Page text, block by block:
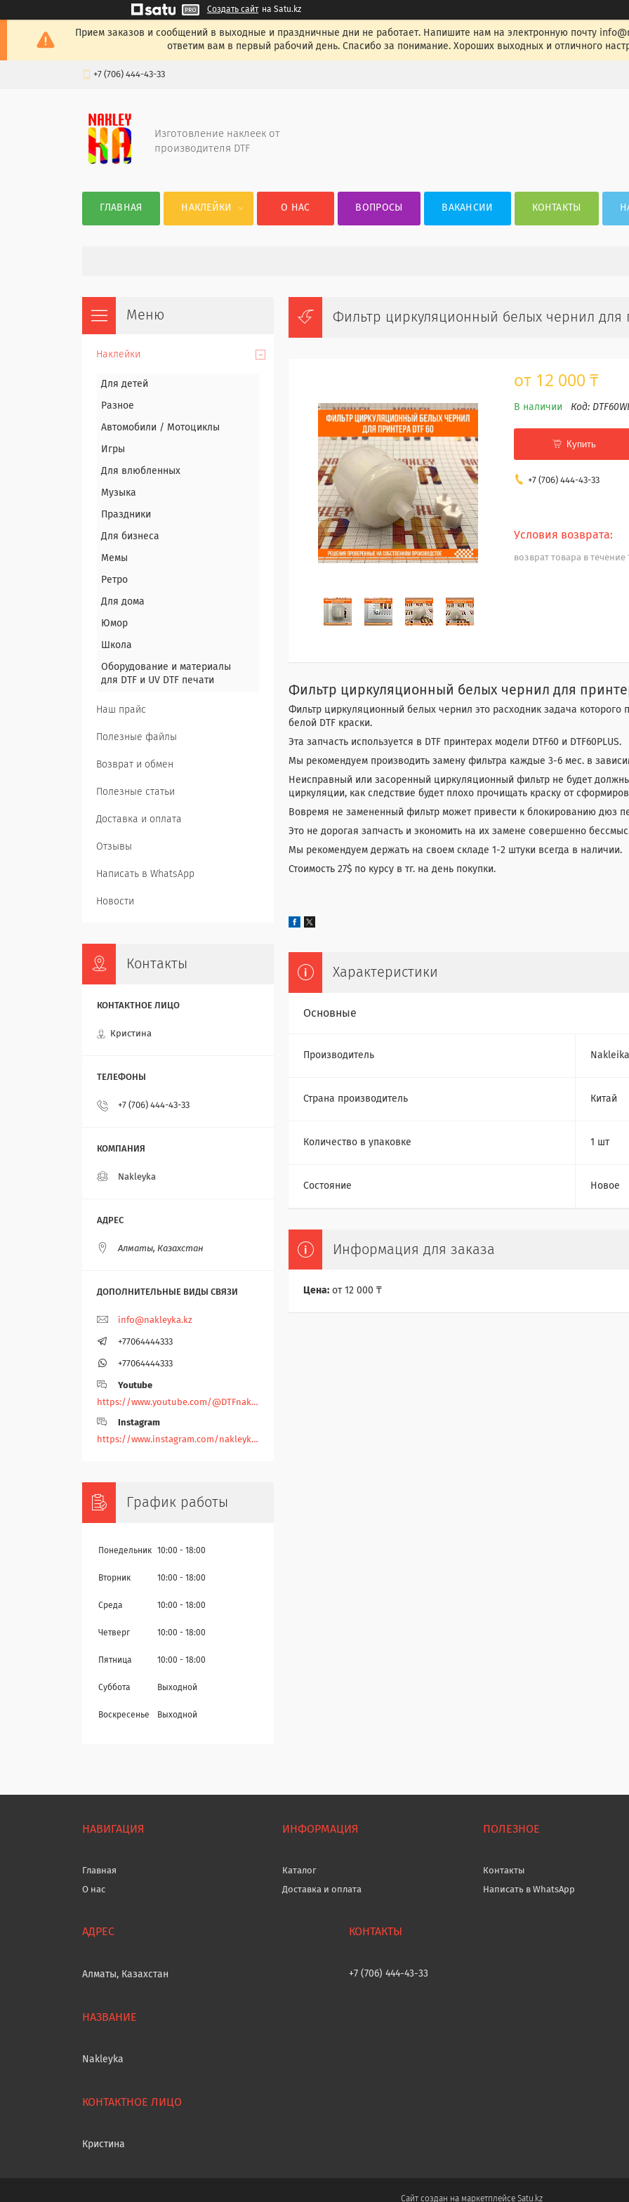
Создать сайт на Satu.kz
Прием заказов и сообщений в выходные и праздничные дни не работает. Напишите нам на электронную почту
ответим вам в первый рабочий день. Спасибо за понимание. Хороших выходных и отличного
+7 (706) 444-43-33
Изготовление наклеек от
производителя DTF
ГЛАВНАЯ НАКЛЕЙКИ О НАС ВОПРОСЫ ВАКАНСИИ КОНТАКТЫ
Фильтр циркуляционный белых чернил для
от 12 000 ₸
В наличии Код:
Купить
+7 (706) 444-43-33
возврат товара в
Фильтр циркуляционный белых чернил для
Фильтр циркуляционный белых чернил это расходник задача которого
белой DTF краски.
Эта запчасть используется в DTF принтерах модели DTF60 и DTF60PLUS.
Мы рекомендуем производить замену фильтра каждые 3-6 мес. в
Неисправный или засоренный циркуляционный фильтр не будет
циркуляции, как следствие будет плохо прочищать краску от
Вовремя не замененный фильтр может привести к блокированию дюз
Это не дорогая запчасть и экономить на их замене совершенно
Мы рекомендуем держать на своем складе 1-2 штуки всегда в наличии.
Стоимость 27$ по курсу в тг. на день покупки.
Характеристики
Основные
Производитель Nakleika
Страна производитель Китай
Количество в упаковке 1 шт
Состояние Новое
Информация для заказа
Цена: от 12 000 ₸
Наклейки
Для детей
Разное
Автомобили / Мотоциклы
Игры
Для влюбленных
Музыка
Праздники
Для бизнеса
Мемы
Ретро
Для дома
Юмор
Школа
Оборудование и материалы
для DTF и UV DTF печати
Наш прайс
Полезные файлы
Возврат и обмен
Полезные статьи
Доставка и оплата
Отзывы
Написать в WhatsApp
Новости
Контакты
Кристина
+7 (706) 444-43-33
Nakleyka
Алматы, Казахстан
info@nakleyka.kz
+77064444333
+77064444333
Youtube
https://www.youtube.com/@DTFnakleyka
Instagram
https://www.instagram.com/nakleyka/
График работы
Понедельник 10:00 18:00
Вторник 10:00 18:00
Среда 10:00 18:00
Четверг 10:00 18:00
Пятница 10:00 18:00
Суббота Выходной
Воскресенье Выходной
НАВИГАЦИЯ
Главная
О нас
ИНФОРМАЦИЯ
Каталог
Доставка и оплата
ПОЛЕЗНОЕ
Контакты
Написать в WhatsApp
Алматы, Казахстан
Nakleyka
Кристина
+7 (706) 444-43-33
Сайт создан на маркетплейсеSatu.kz